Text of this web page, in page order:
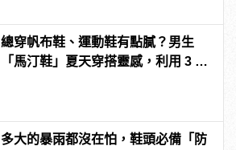
總穿帆布鞋、運動鞋有點膩？男生
「馬汀鞋」夏天穿搭靈感，利用 3 種
多大的暴雨都沒在怕，鞋頭必備「防